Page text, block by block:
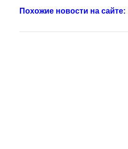
Похожие новости на сайте: